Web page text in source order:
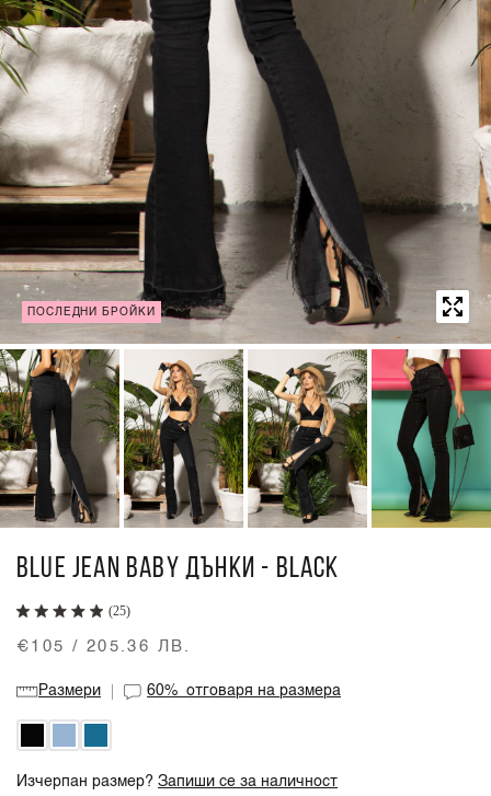
ПОСЛЕДНИ БРОЙКИ
BLUE JEAN BABY ДЪНКИ - BLACK
(25)
€105 / 205.36 ЛВ.
Размери 60%отговаря на размера
Изчерпан размер?Запиши се за наличност